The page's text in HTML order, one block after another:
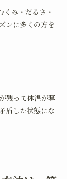
み・だるさ・
ンに多くの方を
残って体温が奪
盾した状態にな